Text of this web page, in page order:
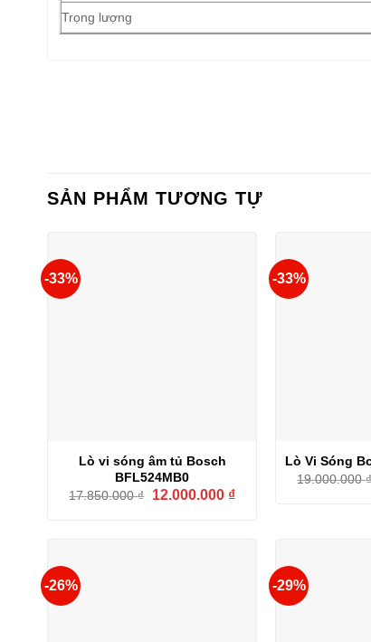
Trọng lượng
SẢN PHẨM TƯƠNG TỰ
-33%
Lò vi sóng âm tủ Bosch
BFL524MB0
17.850.000₫
Giá
12.000.000 ₫Giá
12.000.000 ₫.
-33%
Lò Vi Sóng
19.000.000
-26% -29%